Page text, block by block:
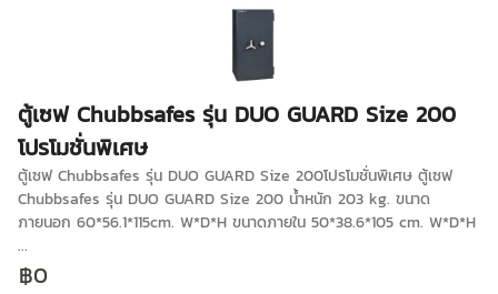
ตู้เซฟ Chubbsafes รุ่น DUO GUARD Size 200
โปรโมชั่นพิเศษ
ตู้เซฟ Chubbsafes รุ่น DUO GUARD Size 200โปรโมชั่นพิเศษ ตู้เซฟ
Chubbsafes รุ่น DUO GUARD Size 200 น้ำหนัก 203 kg. ขนาด
ภายนอก 60*56.1*115cm. W*D*H ขนาดภายใน 50*38.6*105 cm. W*D*H
...
฿0